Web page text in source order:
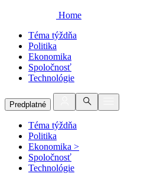
Home
Téma týždňa
Politika
Ekonomika
Spoločnosť
Technológie
Predplatné
Téma týždňa
Politika
Ekonomika >
Spoločnosť
Technológie